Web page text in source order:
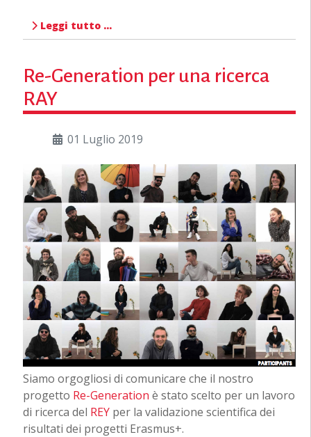
Leggi tutto …
Re-Generation per una ricerca
RAY
01 Luglio 2019
Siamo orgogliosi di comunicare che il nostro
progetto Re-Generation è stato scelto per un lavoro
di ricerca del REYper la validazione scientifica dei
risultati dei progetti Erasmus+.